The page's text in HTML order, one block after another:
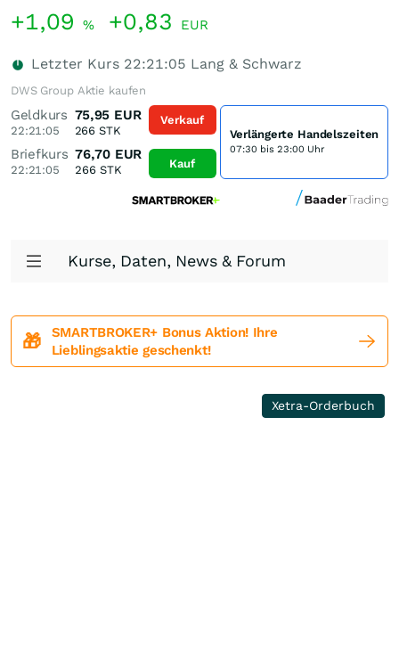
+1,09 % +0,83 EUR
Letzter Kurs 22:21:05 Lang & Schwarz
DWS Group Aktie kaufen
Geldkurs
22:21:05
75,95 EUR
266 STK
Briefkurs
22:21:05
76,70 EUR
266STK
Verkauf
Kauf
Verlängerte Handelszeiten
07:30 bis 23:00 Uhr
Kurse, Daten, News & Forum
🎁
SMARTBROKER+ Bonus Aktion! Ihre
Lieblingsaktie geschenkt!
Xetra-Orderbuch